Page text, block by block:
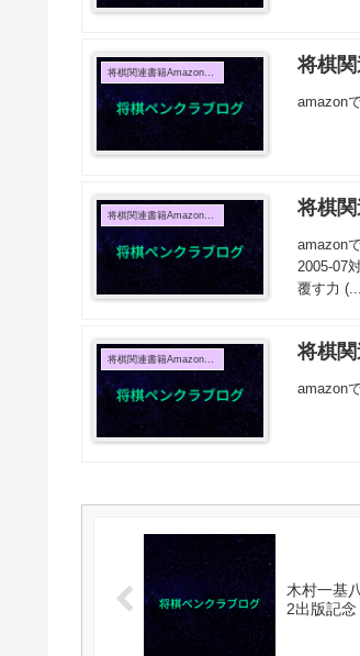
将棋
amazon
将棋関連書籍Amazon売上TOP10 将棋
amazon
2005-07
覆す力 (...
将棋
amazon
木村一基
2出版記